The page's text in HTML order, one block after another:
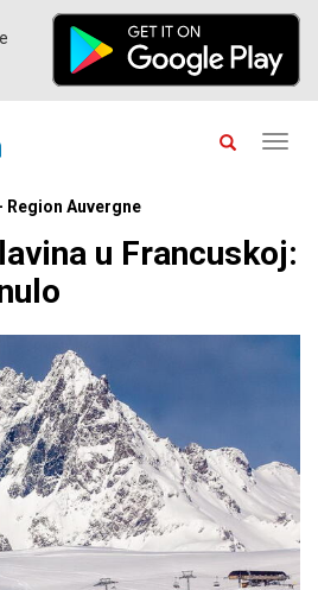
Region Auvergne
u Francuskoj: